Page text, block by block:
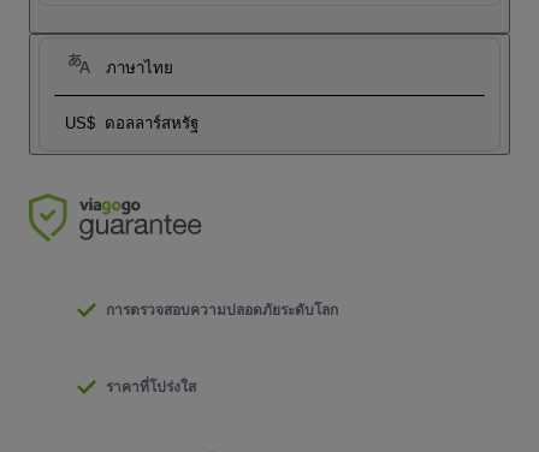
ภาษาไทย
US$ ดอลลาร์สหรัฐ
การตรวจสอบความปลอดภัยระดับโลก
ราคาที่โปร่งใส